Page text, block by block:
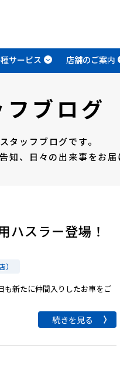
サービス 店舗のご案内
ブログ
タッフブログです。
知、
日々の出来事をお届
ハスラー登場！
新たに仲間入りしたお車をご
続きを見る